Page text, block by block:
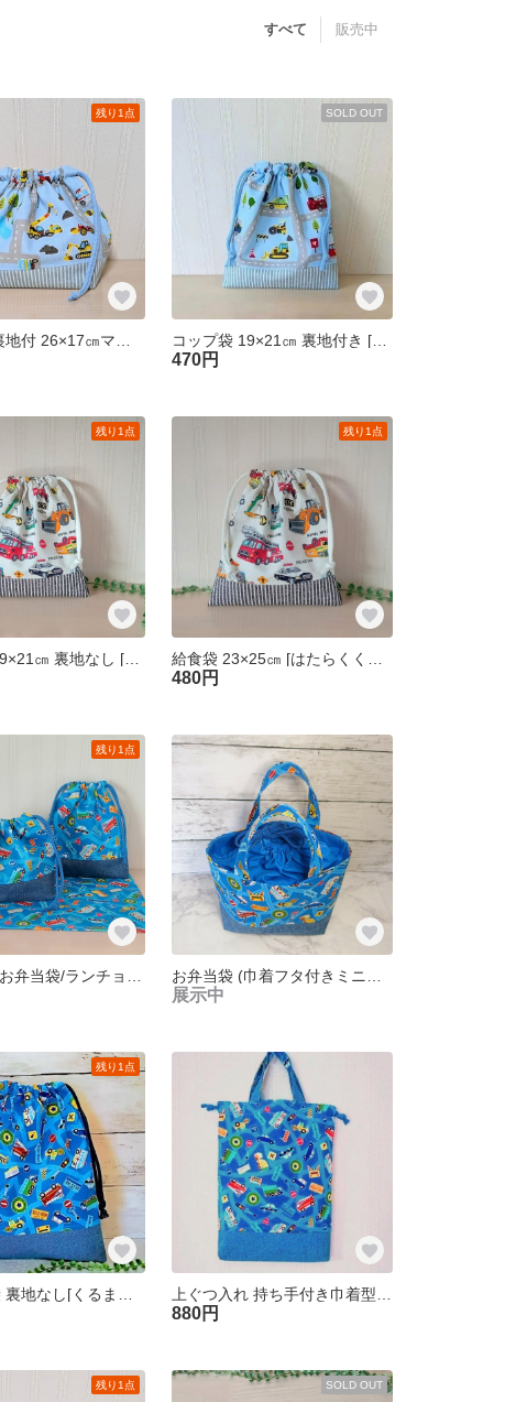
すべて 販売中
残り1点 SOLD OUT
470円
残り1点 残り1点
480円
残り1点
3点セット お弁当袋/ランチョンマット/コップ袋 裏地なし【くるま青×デニム柄】巾着袋 セット 入園準備 幼稚園 保育園 男の子 送料無料 お弁当袋 (巾着フタ付きミニトート) 裏地付き 26×16マチ8㎝ [くるま青] 車 車柄
展示中
残り1点
880円
残り1点 SOLD OUT